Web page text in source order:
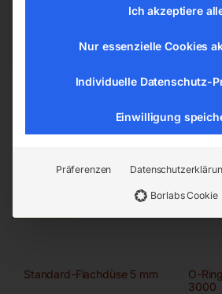
office@elmag.at
Ähnliche Produkte
Standard-Flachdüse 5 mm
O-
3000
Ich akzeptiere
Nur essenzielle Cookies
Individuelle Datenschutz-
Einwilligung
Präferenzen
Borlabs Cookie